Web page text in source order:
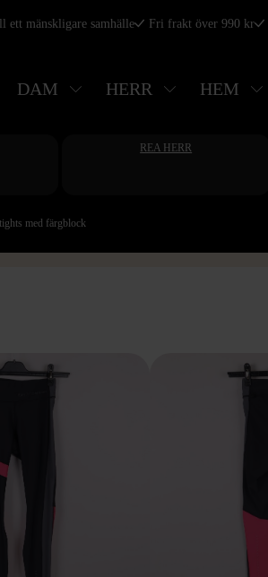
ett mänskligare samhälle Fri frakt över 990 kr
DAM HERR HEM
REA HERR
med färgblock